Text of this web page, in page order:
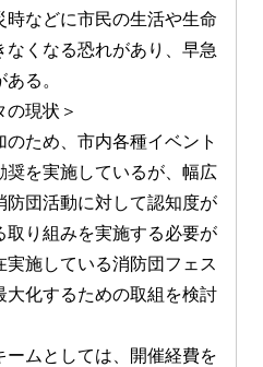
時などに市民の生活や生命
なくなる恐れがあり、早急
る。
の現状＞
のため、市内各種イベント
奨を実施しているが、幅広
防団活動に対して認知度が
取り組みを実施する必要が
実施している消防団フェス
大化するための取組を検討
ームとしては、開催経費を